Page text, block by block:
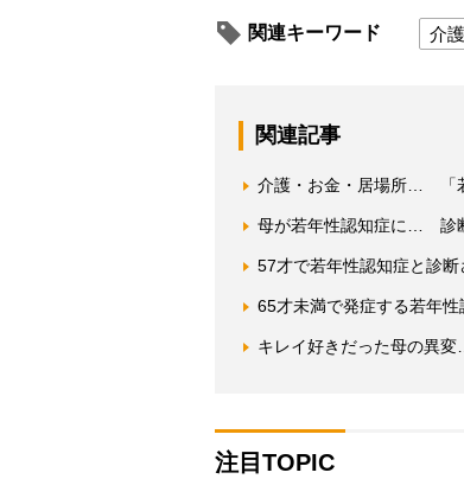
関連キーワード 介護
関連記事
介護・お金・居場所… 「
母が若年性認知症に… 診
57才で若年性認知症と診断
65才未満で発症する若年
キレイ好きだった母の異
注目TOPIC